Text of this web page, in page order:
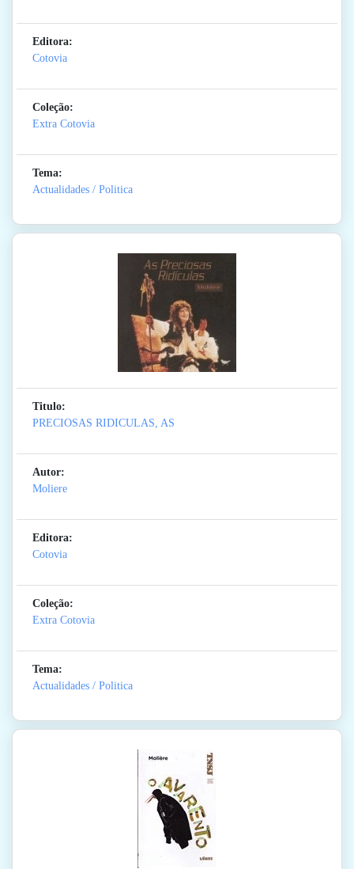
Editora:
Cotovia
Coleção:
Extra Cotovia
Tema:
Actualidades / Politica
Titulo:
PRECIOSAS RIDICULAS, AS
Autor:
Moliere
Editora:
Cotovia
Coleção:
Extra Cotovia
Tema:
Actualidades / Politica